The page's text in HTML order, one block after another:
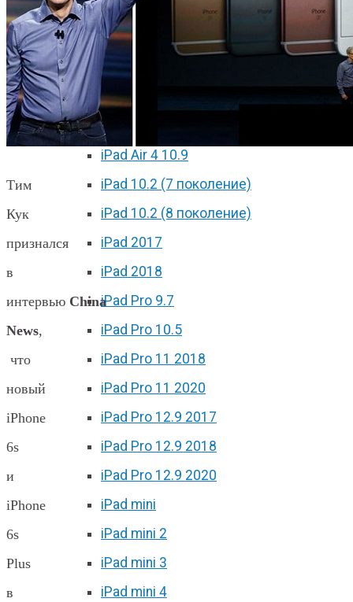
iPad 2
iPad 3/4
iPad Air
iPad Air 2
iPad Air 3 10.5
iPad Air 4 10.9
iPad 10.2 (7 поколение)
iPad 10.2 (8 поколение)
iPad 2017
iPad 2018
iPad Pro 9.7
iPad Pro 10.5
iPad Pro 11 2018
iPad Pro 11 2020
iPad Pro 12.9 2017
iPad Pro 12.9 2018
iPad Pro 12.9 2020
iPad mini
iPad mini 2
iPad mini 3
iPad mini 4
Тим
Кук
признался
в
интервью China
News,
что
новый
iPhone
6s
и
iPhone
6s
Plus
в